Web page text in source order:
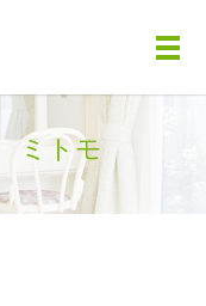
メ
ミトモ